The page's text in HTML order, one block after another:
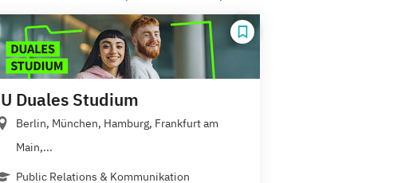
Duales Studium
Berlin, München, Hamburg, Frankfurt am
Main,...
Public Relations & Kommunikation